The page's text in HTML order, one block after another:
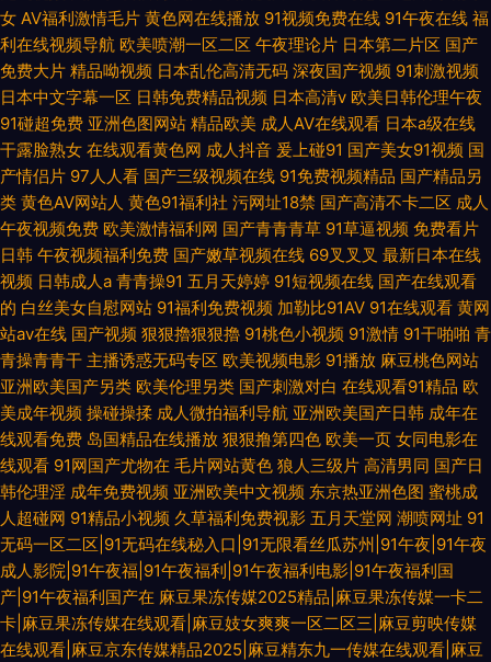
女 AV福利激情毛片 黄色网在线播放 91视频免费在线 91午夜在线 福
利在线视频导航 欧美喷潮一区二区 午夜理论片 日本第二片区 国产
免费大片 精品呦视频 日本乱伦高清无码 深夜国产视频 91刺激视频
日本中文字幕一区 日韩免费精品视频 日本高清v 欧美日韩伦理午夜
91碰超免费 亚洲色图网站 精品欧美 成人AV在线观看 日本a级在线
干露脸熟女 在线观看黄色网 成人抖音 爰上碰91 国产美女91视频 国
产情侣片 97人人看 国产三级视频在线 91免费视频精品 国产精品另
类 黄色AV网站人 黄色91福利社 污网址18禁 国产高清不卡二区 成人
午夜视频免费 欧美激情福利网 国产青青青草 91草逼视频 免费看片
日韩 午夜视频福利免费 国产嫩草视频在线 69叉叉叉 最新日本在线
视频 日韩成人a 青青操91 五月天婷婷 91短视频在线 国产在线观看
的 白丝美女自慰网站 91福利免费视频 加勒比91AV 91在线观看 黄网
站av在线 国产视频 狠狠擼狠狠擼 91桃色小视频 91激情 91干啪啪 青
青操青青干 主播诱惑无码专区 欧美视频电影 91播放 麻豆桃色网站
亚洲欧美国产另类 欧美伦理另类 国产刺激对白 在线观看91精品 欧
美成年视频 操碰操揉 成人微拍福利导航 亚洲欧美国产日韩 成年在
线观看免费 岛国精品在线播放 狠狠撸第四色 欧美一页 女同电影在
线观看 91网国产尤物在 毛片网站黄色 狼人三级片 高清男同 国产日
韩伦理淫 成年免费视频 亚洲欧美中文视频 东京热亚洲色图 蜜桃成
人超碰网 91精品小视频 久草福利免费视影 五月天堂网 潮喷网址 91
无码一区二区|91无码在线秘入口|91无限看丝瓜苏州|91午夜|91午夜
成人影院|91午夜福|91午夜福利|91午夜福利电影|91午夜福利国
产|91午夜福利国产在 麻豆果冻传媒2025精品|麻豆果冻传媒一卡二
卡|麻豆果冻传媒在线观看|麻豆妓女爽爽一区二区三|麻豆剪映传媒
在线观看|麻豆京东传媒精品2025|麻豆精东九一传媒在线观看|麻豆